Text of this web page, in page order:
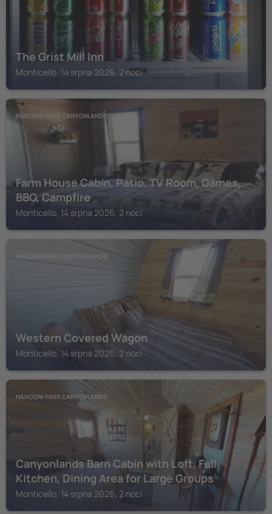
The Grist Mill Inn
Monticello, 14 srpna 2026, 2 noci
NÁRODNÍ PARK CANYONLANDS
Farm House Cabin, Patio, TV Room, Games,
BBQ, Campfire
Monticello, 14 srpna 2026, 2 noci
NÁRODNÍ PARK CANYONLANDS
Western Covered Wagon
Monticello, 14 srpna 2026, 2 noci
NÁRODNÍ PARK CANYONLANDS
Canyonlands Barn Cabin with Loft, Full
Kitchen, Dining Area for Large Groups
Monticello, 14 srpna 2026, 2 noci